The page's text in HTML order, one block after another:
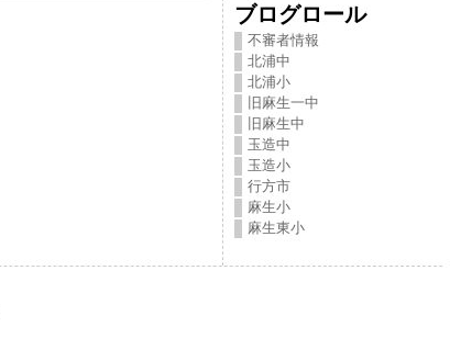
ブログロール
不審者情報
北浦中
北浦小
旧麻生一中
旧麻生中
玉造中
玉造小
行方市
麻生小
麻生東小